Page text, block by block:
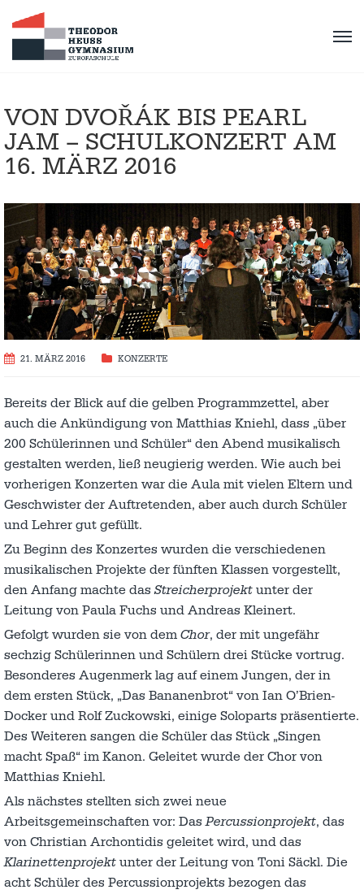
VON DVOŘÁK BIS PEARL
JAM – SCHULKONZERT AM
16. MÄRZ 2016
21. MÄRZ 2016 KONZERTE
Bereits der Blick auf die gelben Programmzettel, aber
auch die Ankündigung von Matthias Kniehl, dass „über
200 Schülerinnen und Schüler“ den Abend musikalisch
gestalten werden, ließ neugierig werden. Wie auch bei
vorherigen Konzerten war die Aula mit vielen Eltern und
Geschwister der Auftretenden, aber auch durch Schüler
und Lehrer gut gefüllt.
Zu Beginn des Konzertes wurden die verschiedenen
musikalischen Projekte der fünften Klassen vorgestellt,
den Anfang machte dasStreicherprojekt unter der
Leitung von Paula Fuchs und Andreas Kleinert.
Gefolgt wurden sie von dem Chor, der mit ungefähr
sechzig Schülerinnen und Schülern drei Stücke vortrug.
Besonderes Augenmerk lag auf einem Jungen, der in
dem ersten Stück, „Das Bananenbrot“ von Ian O’Brien-
Docker und Rolf Zuckowski, einige Soloparts präsentierte.
Des Weiteren sangen die Schüler das Stück „Singen
macht Spaß“ im Kanon. Geleitet wurde der Chor von
Matthias Kniehl.
Als nächstes stellten sich zwei neue
Arbeitsgemeinschaften vor: DasPercussionprojekt, das
von Christian Archontidis geleitet wird, und das
Klarinettenprojekt unter der Leitung von Toni Säckl. Die
acht Schüler des Percussionprojekts bezogen das